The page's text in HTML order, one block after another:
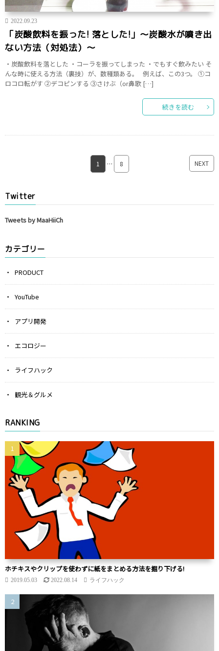
2022.09.23
「炭酸飲料を振った! 落とした!」～炭酸水が噴き出
ない方法（対処法）～
・炭酸飲料を落とした ・コーラを振ってしまった ・でもすぐ飲みたい そ
んな時に使える方法（裏技）が、数種類ある。 例えば、この3つ。 ➀コ
ロコロ転がす ➁デコピンする ③さけぶ（or鼻歌 […]
続きを読む
1 … 8 NEXT
Twitter
Tweets by MaaHiiCh
カテゴリー
PRODUCT
YouTube
アプリ開発
エコロジー
ライフハック
観光＆グルメ
RANKING
ホチキスやクリップを使わずに紙をまとめる方法を掘り下げる!
2019.05.03 2022.08.14 ライフハック